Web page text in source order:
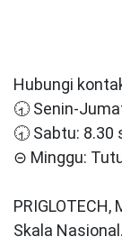
Hubungi
🕣 Senin-
🕣 Sabtu: 8.30
⊝ Minggu:
Skala